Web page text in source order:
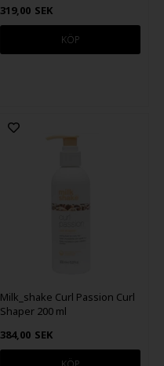
319,00 SEK
Milk_shake Curl Passion Curl
Shaper 200 ml
384,00 SEK